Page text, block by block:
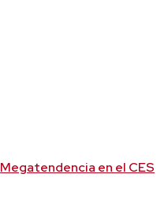
Megatendencia en el CES